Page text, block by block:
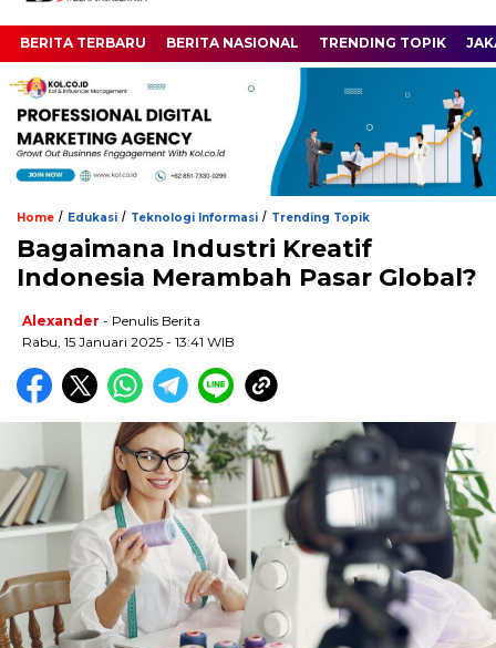
BERITA TERBARU BERITA NASIONAL TRENDING TOPIK
Home / Edukasi / Teknologi Informasi / Trending Topik
Bagaimana Industri Kreatif
Indonesia Merambah Pasar Global?
Alexander - Penulis Berita
Rabu, 15 Januari 2025 - 13:41 WIB